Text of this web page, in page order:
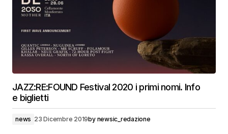
JAZZ:RE:FOUND Festival 2020 i primi nomi. Info
e biglietti
news 23 Dicembre 2019by newsic_redazione